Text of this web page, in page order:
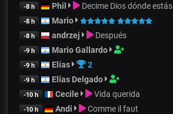
-8 h Phil Decime Dios dónde estás
-8 h Mario
-8 h andrzej Después
-9 h Mario Gallardo
-9 h Elías 2
-9 h Elías Delgado
-10 h Cecile Vida querida
-10 h Andi Comme il faut